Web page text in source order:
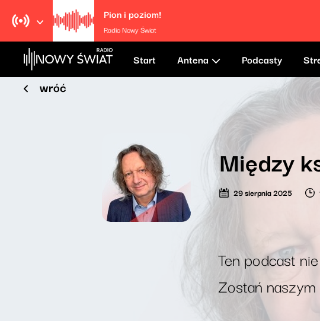
Pion i poziom!
Radio Nowy Świat
Start Antena Podcasty
wróć
Między
29 sierpnia 2025
Ten podcast
Zostań